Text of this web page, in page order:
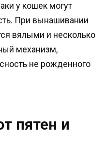
у кошек могут
При вынашивании
вялыми и несколько
механизм,
не рожденного
пятен и